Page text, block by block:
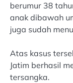
berumur 38
anak dibawah
juga sudah
Atas kasus
Jatim berhasil
tersangka.